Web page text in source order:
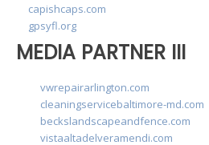
capishcaps.com
gpsyfl.org
MEDIA PARTNER III
vwrepairarlington.com
cleaningservicebaltimore-md.com
beckslandscapeandfence.com
vistaaltadelveramendi.com